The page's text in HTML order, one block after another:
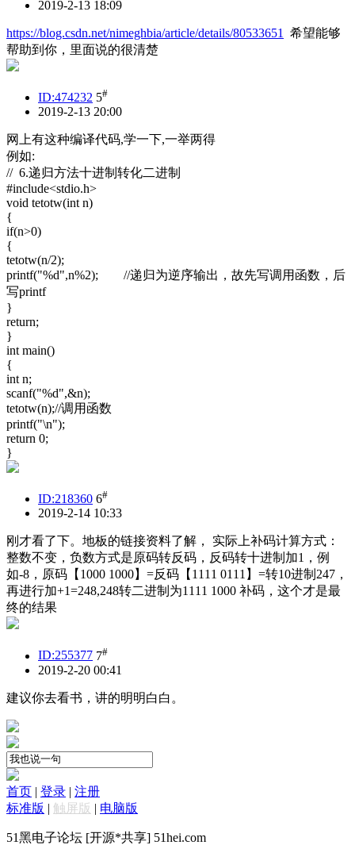
2019-2-13 18:09
https://blog.csdn.net/nimeghbia/article/details/80533651
希望能够
帮助到你，里面说的很清楚
ID:474232 5#
2019-2-13 20:00
网上有这种编译代码,学一下,一举两得
例如:
// 6.递归方法十进制转化二进制
#include<stdio.h>
void tetotw(int n)
{
if(n>0)
{
tetotw(n/2);
printf("%d",n%2); //递归为逆序输出，故先写调用函数，后
写printf
}
return;
}
int main()
{
int n;
scanf("%d",&n);
tetotw(n);//调用函数
printf("\n");
return 0;
}
ID:218360 6#
2019-2-14 10:33
刚才看了下。地板的链接资料了解， 实际上补码计算方式：
整数不变，负数方式是原码转反码，反码转十进制加1，例
如-8，原码【1000 1000】=反码【1111 0111】=转10进制247，
再进行加+1=248,248转二进制为1111 1000 补码，这个才是最
终的结果
ID:255377 7#
2019-2-20 00:41
建议你去看书，讲的明明白白。
首页 | 登录 | 注册
标准版 | 触屏版 | 电脑版
51黑电子论坛 [开源*共享] 51hei.com